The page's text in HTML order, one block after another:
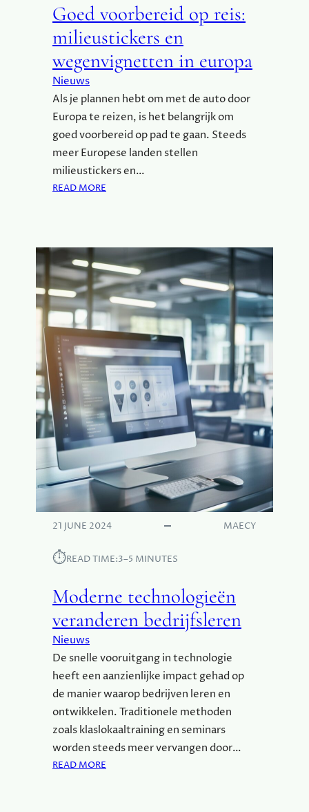
E
F
E
Z
I
J
N
V
W
K
E
U
K
E
N
Goed voorbereid op reis:
milieustickers en
wegenvignetten in europa
Nieuws
Als je plannen hebt om met de auto door
Europa te reizen, is het belangrijk om
goed voorbereid op pad te gaan. Steeds
meer Europese landen stellen
milieustickers en…
READ MORE
D
V
O
O
R
E
R
E
I
D
O
P
R
I
S
M
U
T
C
K
S
E
N
21 JUNE 2024 MAECY
⏱︎READ TIME:3–5 MINUTES
Moderne technologieën
veranderen bedrijfsleren
Nieuws
De snelle vooruitgang in technologie
heeft een aanzienlijke impact gehad op
de manier waarop bedrijven leren en
ontwikkelen. Traditionele methoden
zoals klaslokaaltraining en seminars
worden steeds meer vervangen door…
READ MORE